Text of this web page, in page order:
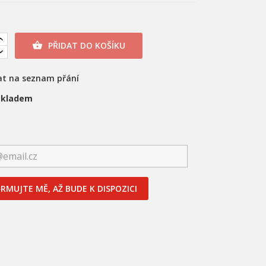
 PŘIDAT DO KOŠÍKU
na seznam přání
MĚ, AŽ BUDE K DISPOZICI